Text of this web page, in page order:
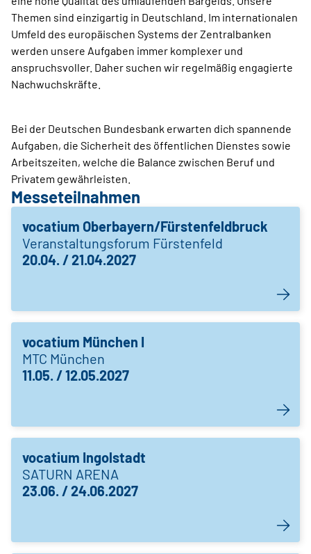
Themen sind einzigartig in Deutschland. Im internationalen
Umfeld des europäischen Systems der Zentralbanken
werden unsere Aufgaben immer komplexer und
anspruchsvoller. Daher suchen wir regelmäßig engagierte
Nachwuchskräfte.
Bei der Deutschen Bundesbank erwarten dich spannende
Aufgaben, die Sicherheit des öffentlichen Dienstes sowie
Arbeitszeiten, welche die Balance zwischen Beruf und
Privatem gewährleisten.
Messeteilnahmen
vocatium Oberbayern/Fürstenfeldbruck
Veranstaltungsforum Fürstenfeld
20.04. / 21.04.2027
vocatium München I
MTC München
11.05. / 12.05.2027
vocatium Ingolstadt
SATURN ARENA
23.06. / 24.06.2027